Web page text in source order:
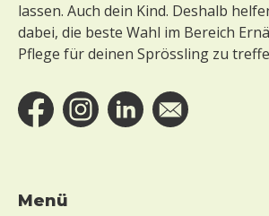
lassen. Auch dein Kind. Deshalb
dabei, die beste Wahl im Bereich
Pflege für deinen Sprössling zu
Menü